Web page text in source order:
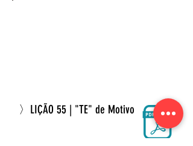
〉LIÇÃO 55 | "TE" de Motivo